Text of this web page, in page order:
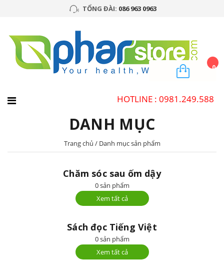
TỔNG ĐÀI: 086 963 0963
0
HOTLINE : 0981.249.588
DANH MỤC
Trang chủ / Danh mục sản phẩm
Chăm sóc sau ốm dậy
0 sản phẩm
Xem tất cả
Sách đọc Tiếng Việt
0 sản phẩm
Xem tất cả